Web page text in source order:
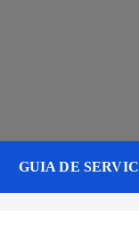
GUIA DE